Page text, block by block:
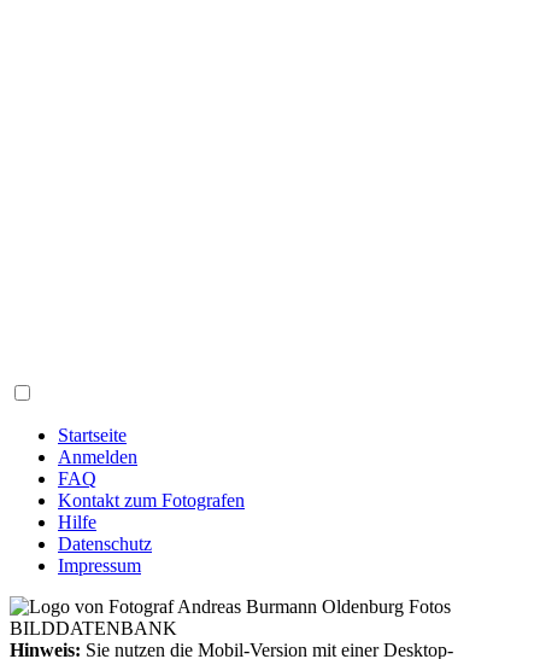
Startseite
Anmelden
FAQ
Kontakt zum Fotografen
Hilfe
Datenschutz
Impressum
Hinweis: Sie nutzen die Mobil-Version mit einer Desktop-